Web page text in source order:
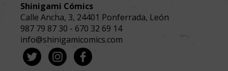
Shinigami Cómics
Calle Ancha, 3, 24401 Ponferrada, León
987 79 87 30 - 670 32 69 14
info@shinigamicomics.com